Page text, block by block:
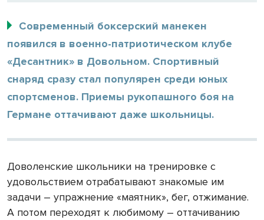
Современный боксерский манекен
появился в военно-патриотическом клубе
«Десантник» в Довольном. Спортивный
снаряд сразу стал популярен среди юных
спортсменов. Приемы рукопашного боя на
Германе оттачивают даже школьницы.
Доволенские школьники на тренировке с
удовольствием отрабатывают знакомые им
задачи – упражнение «маятник», бег, отжимание.
А потом переходят к любимому – оттачиванию